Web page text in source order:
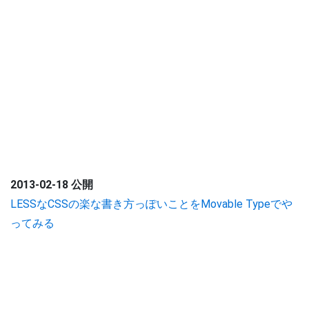
2013-02-18 公開
LESSなCSSの楽な書き方っぽいことをMovable Typeでや
ってみる